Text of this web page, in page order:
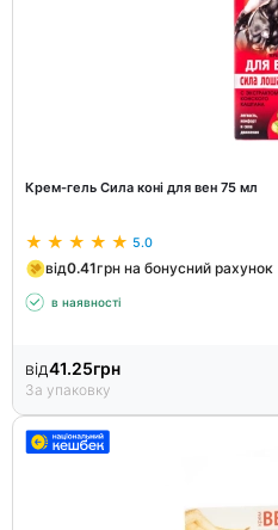
Крем-гель Сила коні для вен 75 мл
5.0
від0.41грн на бонусний рахунок
в наявності
від41.25грн
За упаковку